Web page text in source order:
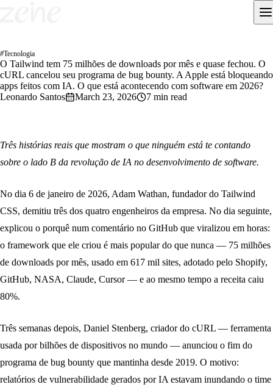
#Tecnologia
O Tailwind tem 75 milhões de downloads por mês e quase fechou. O
cURL cancelou seu programa de bug bounty. A Apple está bloqueando
apps feitos com IA. O que está acontecendo com software em 2026?
Leonardo Santos
March 23, 2026 7 min read
Três histórias reais que mostram o que ninguém está te contando
sobre o lado B da revolução de IA no desenvolvimento de software.
No dia 6 de janeiro de 2026, Adam Wathan, fundador do Tailwind
CSS, demitiu três dos quatro engenheiros da empresa. No dia seguinte,
explicou o porquê num comentário no GitHub que viralizou em horas:
o framework que ele criou é mais popular do que nunca — 75 milhões
de downloads por mês, usado em 617 mil sites, adotado pelo Shopify,
GitHub, NASA, Claude, Cursor — e ao mesmo tempo a receita caiu
80%.
Três semanas depois, Daniel Stenberg, criador do cURL — ferramenta
usada por bilhões de dispositivos no mundo — anunciou o fim do
programa de bug bounty que mantinha desde 2019. O motivo:
relatórios de vulnerabilidade gerados por IA estavam inundando o time